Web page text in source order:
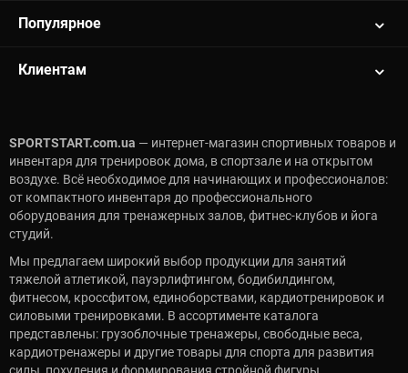
Популярное
Клиентам
SPORTSTART.com.ua — интернет-магазин спортивных товаров и
инвентаря для тренировок дома, в спортзале и на открытом
воздухе. Всё необходимое для начинающих и профессионалов:
от компактного инвентаря до профессионального
оборудования для тренажерных залов, фитнес-клубов и йога
студий.
Мы предлагаем широкий выбор продукции для занятий
тяжелой атлетикой, пауэрлифтингом, бодибилдингом,
фитнесом, кроссфитом, единоборствами, кардиотренировок и
силовыми тренировками. В ассортименте каталога
представлены: грузоблочные тренажеры, свободные веса,
кардиотренажеры и другие товары для спорта для развития